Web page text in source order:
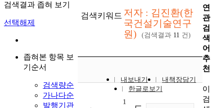
검색결과 좁혀 보기
선택해제
좁혀본 항목 보
기순서
검색량순
가나다순
발행기관
검색키워드 저자 : 김진환(한
국건설기술연구
원)
(검색결과 11 건)
내보내기
내책장담기
한글로보기
1
연
관
검
색
어
추
천
이
검